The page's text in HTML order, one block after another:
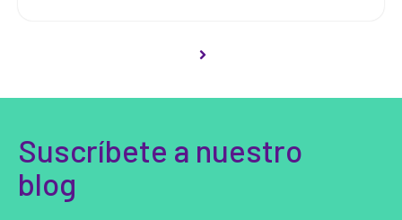
Siguiente
Suscríbete a nuestro
blog